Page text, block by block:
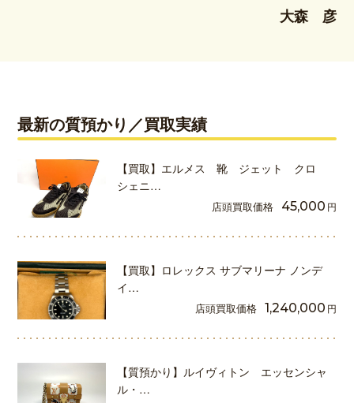
大森 彦
最新の質預かり／買取実績
【買取】エルメス 靴 ジェット クロ
シェニ…
店頭買取価格 45,000 円
【買取】ロレックス サブマリーナ ノンデ
イ…
店頭買取価格 1,240,000 円
【質預かり】ルイヴィトン エッセンシャ
ル・…